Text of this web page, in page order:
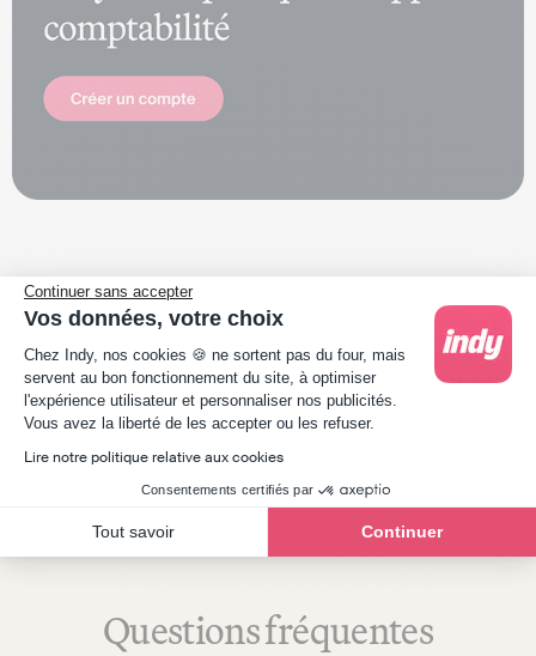
Continuer sans accepter
Vos données, votre choix
Plateforme de Gestion du Consentement :
Chez Indy, nos cookies 🍪 ne sortent pas du four, mais
servent au bon fonctionnement du site, à optimiser
l'expérience utilisateur et personnaliser nos publicités.
Vous avez la liberté de les accepter ou les refuser.
Lire notre politique relative aux cookies
Consentements certifiés par
Tout savoir Continuer
Axeptio consent
parElsa Van Rompay
Elsa est cheffe de projet SEO chez Indy. Ses articles comptables
et juridiques vont vous permettre de naviguer plus facilement
dans cet univers complexe.
Questions fréquentes